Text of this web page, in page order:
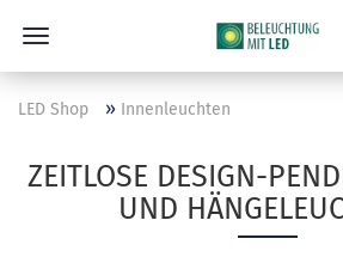
LED Shop » Innenleuchten
ZEITLOSE DESIGN-
UND